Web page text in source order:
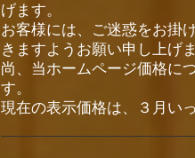
げます。
お客様には、ご迷惑をお掛
きますようお願い申し上げ
尚、当ホームページ価格に
す。
現在の表示価格は、３月い